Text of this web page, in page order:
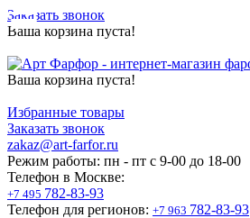
Заказать звонок
Ваша корзина пуста!
Ваша корзина пуста!
Избранные товары
Заказать звонок
zakaz@art-farfor.ru
Режим работы: пн - пт c 9-00 до 18-00
Телефон в Москве:
+7 495 782-83-93
Телефон для регионов: +7 963 782-83-93